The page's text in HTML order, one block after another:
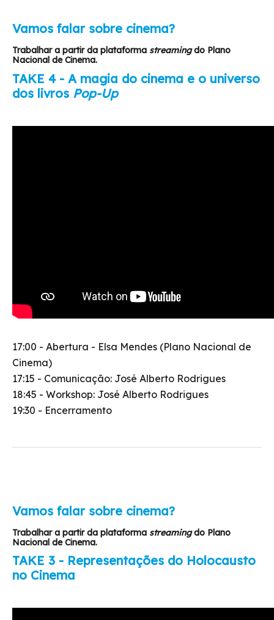
Vamos falar sobre cinema?
Trabalhar a partir da plataforma streamingdo Plano
Nacional de Cinema.
TAKE 4 - A magia do cinema e o universo
dos livros Pop-Up
17:00 - Abertura - Elsa Mendes (Plano Nacional de
Cinema)
17:15 - Comunicação: José Alberto Rodrigues
18:45 - Workshop: José Alberto Rodrigues
19:30 - Encerramento
Vamos falar sobre cinema?
Trabalhar a partir da plataforma streamingdo Plano
Nacional de Cinema.
TAKE 3 - Representações do Holocausto
no Cinema